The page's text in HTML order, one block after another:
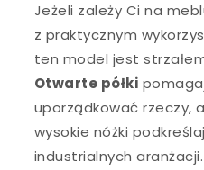
Jeżeli zależy Ci na
z praktycznym
ten model jest
Otwarte półki
uporządkować rzeczy,
wysokie nóżki
industrialnych aranżacji.